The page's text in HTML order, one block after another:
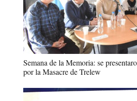
Semana de la Memoria: se
por la Masacre de Trelew